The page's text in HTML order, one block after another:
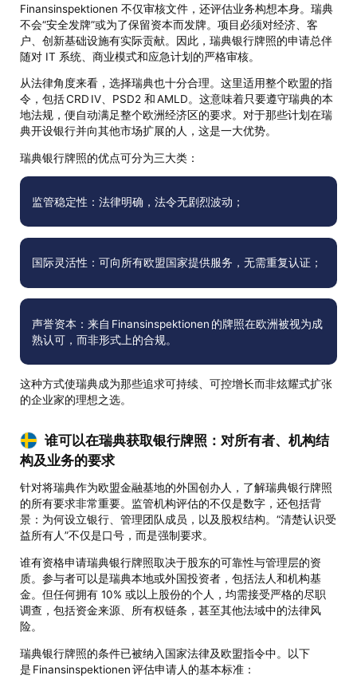
Finansinspektionen 不仅审核文件，还评估业务构想本身。瑞典
不会“安全发牌”或为了保留资本而发牌。项目必须对经济、客
户、创新基础设施有实际贡献。因此，瑞典银行牌照的申请总伴
随对 IT 系统、商业模式和应急计划的严格审核。
从法律角度来看，选择瑞典也十分合理。这里适用整个欧盟的指
令，包括 CRD IV、PSD2 和 AMLD。这意味着只要遵守瑞典的本
地法规，便自动满足整个欧洲经济区的要求。对于那些计划在瑞
典开设银行并向其他市场扩展的人，这是一大优势。
瑞典银行牌照的优点可分为三大类：
监管稳定性：法律明确，法令无剧烈波动；
国际灵活性：可向所有欧盟国家提供服务，无需重复认证；
声誉资本：来自 Finansinspektionen 的牌照在欧洲被视为成
熟认可，而非形式上的合规。
这种方式使瑞典成为那些追求可持续、可控增长而非炫耀式扩张
的企业家的理想之选。
谁可以在瑞典获取银行牌照：对所有者、机构结
构及业务的要求
针对将瑞典作为欧盟金融基地的外国创办人，了解瑞典银行牌照
的所有要求非常重要。监管机构评估的不仅是数字，还包括背
景：为何设立银行、管理团队成员，以及股权结构。“清楚认识受
益所有人”不仅是口号，而是强制要求。
谁有资格申请瑞典银行牌照取决于股东的可靠性与管理层的资
质。参与者可以是瑞典本地或外国投资者，包括法人和机构基
金。但任何拥有 10% 或以上股份的个人，均需接受严格的尽职
调查，包括资金来源、所有权链条，甚至其他法域中的法律风
险。
瑞典银行牌照的条件已被纳入国家法律及欧盟指令中。以下
是 Finansinspektionen 评估申请人的基本标准：